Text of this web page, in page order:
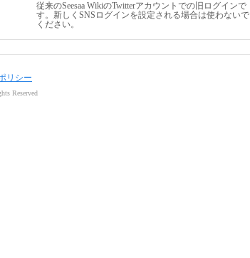
従来のSeesaa WikiのTwitterアカウントでの旧ログインで
す。新しくSNSログインを設定される場合は使わないで
ください。
リシー
Reserved